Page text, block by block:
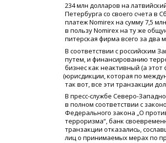
234 млн долларов на
Петербурга со своего счета в
платеж Nomirex на сумму 7,5
в пользу Nomirex на ту же
питерская фирма всего за два
В соответствии с российским
путем, и финансированию
бизнес как неактивный (а этот
(юрисдикции, которая по
так вот, все эти транзакции
В пресс-службе Северо-
в полном соответствии с
Федерального закона „О
терроризма“, банк
транзакции отказались,
лиц о принимаемых мерах по